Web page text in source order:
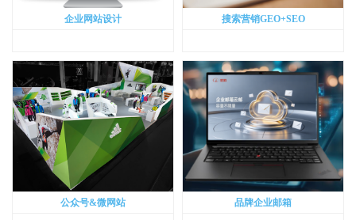
企业网站设计 搜索营销GEO+SEO
公众号&微网站 品牌企业邮箱